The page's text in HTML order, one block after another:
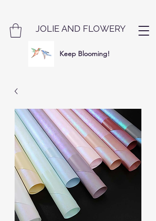
JOLIE AND FLOWERY
Keep Blooming!